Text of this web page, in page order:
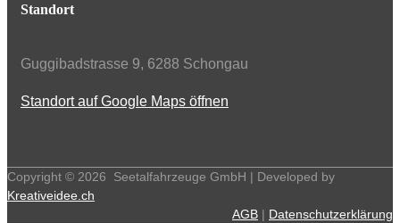
Standort
Guggibadstrasse 9, 6288 Schongau
Standort auf Google Maps öffnen
Copyright © 2026
Seetalfahrzeuge GmbH | Developed by
Kreativeidee.ch
AGB | Datenschutzerklärung